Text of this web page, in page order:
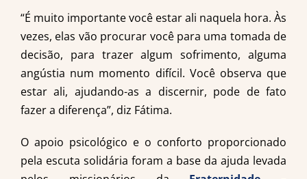
“É muito importante você estar ali naquela hora. Às
vezes, elas vão procurar você para uma tomada de
decisão, para trazer algum sofrimento, alguma
angústia num momento difícil. Você observa que
estar ali, ajudando-as a discernir, pode de fato
fazer a diferença”, diz Fátima.
O apoio psicológico e o conforto proporcionado
pela escuta solidária foram a base da ajuda levada